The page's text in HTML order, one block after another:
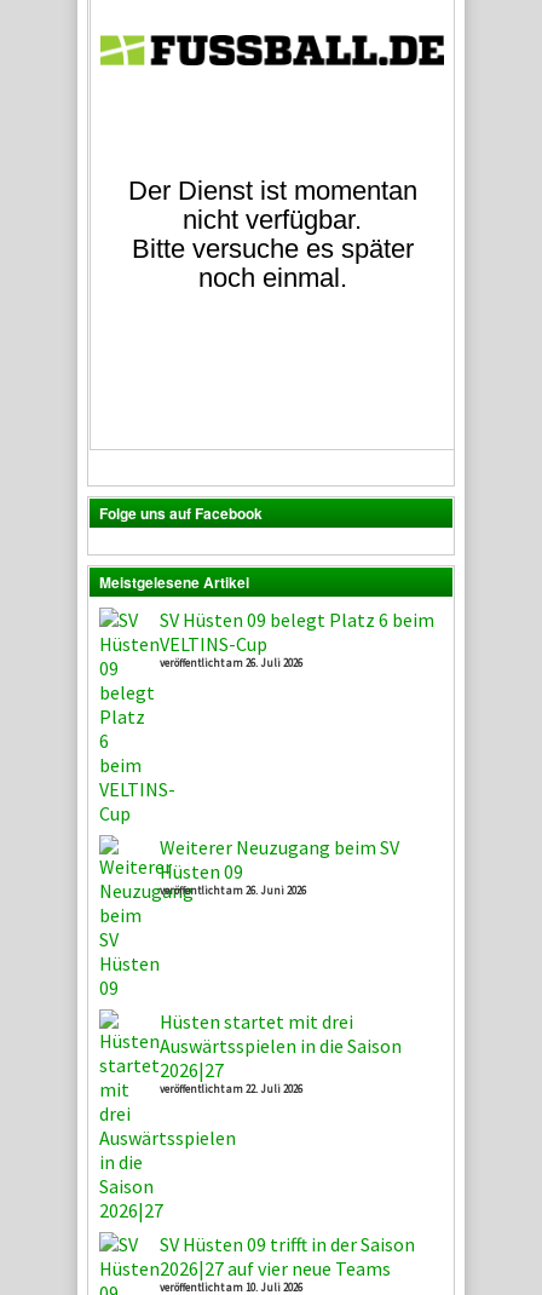
Folge uns auf Facebook
Meistgelesene Artikel
SV Hüsten 09 belegt Platz 6 beim
VELTINS-Cup
veröffentlicht am 26. Juli 2026
Weiterer Neuzugang beim SV
Hüsten 09
veröffentlicht am 26. Juni 2026
Hüsten startet mit drei
Auswärtsspielen in die Saison
2026|27
veröffentlicht am 22. Juli 2026
SV Hüsten 09 trifft in der Saison
2026|27 auf vier neue Teams
veröffentlicht am 10. Juli 2026